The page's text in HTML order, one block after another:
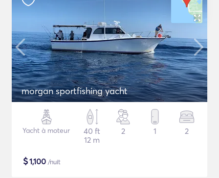
morgan sportfishing yacht
Yacht à moteur
40 ft
12 m
2 1 2
$1,100 /nuit